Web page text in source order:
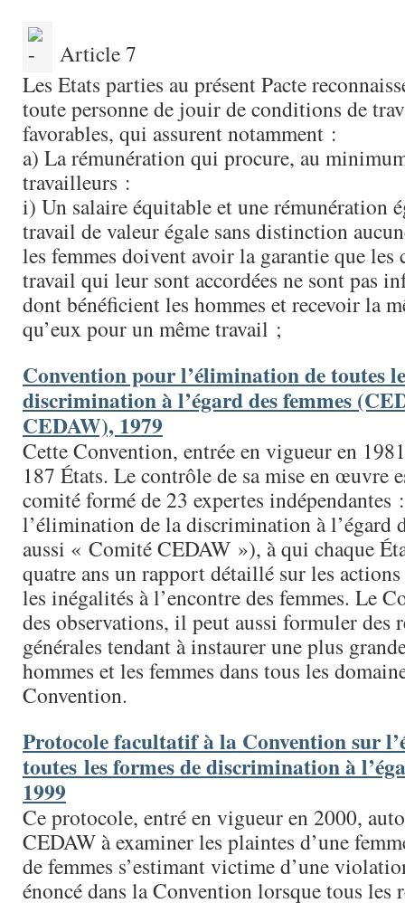
Article 7
Les Etats parties au présent Pacte
toute personne de jouir de conditions de
favorables, qui assurent notamment :
a) La rémunération qui procure, au
travailleurs :
i) Un salaire équitable et une rémunération
travail de valeur égale sans distinction
les femmes doivent avoir la garantie que les
travail qui leur sont accordées ne sont pas
dont bénéficient les hommes et recevoir la
qu’eux pour un même travail ;
Convention pour l’élimination de toutes
discrimination à l’égard des femmes
CEDAW), 1979
Cette Convention, entrée en vigueur en
187 États. Le contrôle de sa mise en œuvre
comité formé de 23 expertes
l’élimination de la discrimination à l’égard
aussi « Comité CEDAW »), à qui chaque
quatre ans un rapport détaillé sur les
les inégalités à l’encontre des femmes. Le
des observations, il peut aussi formuler des
générales tendant à instaurer une plus
hommes et les femmes dans tous les
Convention.
Protocole facultatif à la Convention sur
toutes les formes de discrimination à
1999
Ce protocole, entré en vigueur en 2000,
CEDAW à examiner les plaintes d’une
de femmes s’estimant victime d’une
énoncé dans la Convention lorsque tous les